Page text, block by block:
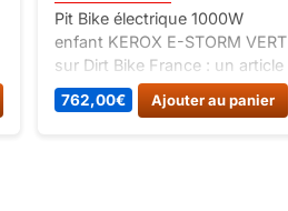
Pit Bike électrique 1000W
enfant KEROX E-STORM VERT
sur Dirt Bike France : un article
classé Pocket bike / mini moto
cross.
762,00€ Ajouter au panier